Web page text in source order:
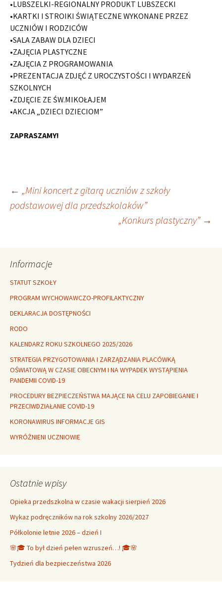
•LUBSZELKI-REGIONALNY PRODUKT LUBSZECKI
•KARTKI I STROIKI ŚWIĄTECZNE WYKONANE PRZEZ
UCZNIÓW I RODZICÓW
•SALA ZABAW DLA DZIECI
•ZAJĘCIA PLASTYCZNE
•ZAJĘCIA Z PROGRAMOWANIA
•PREZENTACJA ZDJĘĆ Z UROCZYSTOŚCI I WYDARZEŃ
SZKOLNYCH
•ZDJĘCIE ZE ŚW.MIKOŁAJEM
•AKCJA „DZIECI DZIECIOM”
ZAPRASZAMY!
Nawigacja
← „Mini koncert z gitarą uczniów z szkoły
podstawowej dla przedszkolaków”
„Konkurs plastyczny” →
Informacje
STATUT SZKOŁY
PROGRAM WYCHOWAWCZO-PROFILAKTYCZNY
DEKLARACJA DOSTĘPNOŚCI
RODO
KALENDARZ ROKU SZKOLNEGO 2025/2026
STRATEGIA PRZYGOTOWANIA I ZARZĄDZANIA PLACÓWKĄ
OŚWIATOWĄ W CZASIE OBECNYM I NA WYPADEK WYSTĄPIENIA
PANDEMII COVID-19
PROCEDURY BEZPIECZEŃSTWA MAJĄCE NA CELU ZAPOBIEGANIE I
PRZECIWDZIAŁANIE COVID-19
KORONAWIRUS INFORMACJE GIS
WYRÓŻNIENI UCZNIOWIE
Ostatnie wpisy
Opieka przedszkolna w czasie wakacji sierpień 2026
Wykaz podręczników na rok szkolny 2026/2027
Półkolonie letnie 2026 – dzień I
🌸🎓 To był dzień pełen wzruszeń…! 🎓🌸
Tydzień dla bezpieczeństwa 2026